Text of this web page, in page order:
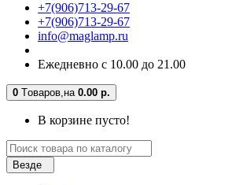
+7(906)713-29-67
+7(906)713-29-67
info@maglamp.ru
Ежедневно с 10.00 до 21.00
0 Tоваров,на 0.00 р.
В корзине пусто!
Везде